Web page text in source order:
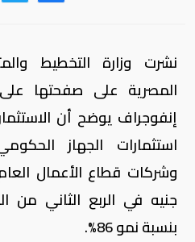
نشرت وزارة التخطيط
المصرية على صفحتها
إنفوجراف يوضح أن
استثمارات الجهاز
بنسبة نمو 86%.